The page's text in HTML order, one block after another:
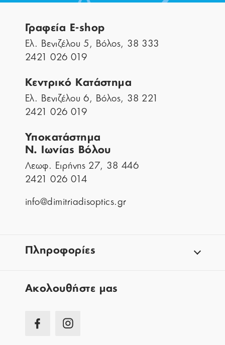
Γραφεία E-shop
Ελ. Βενιζέλου 5, Βόλος, 38 333
2421 026 019
Κεντρικό Κατάστημα
Ελ. Βενιζέλου 6, Βόλος, 38 221
2421 026 019
Υποκατάστημα
Ν. Ιωνίας Βόλου
Λεωφ. Ειρήνης 27, 38 446
2421 026 014
info@dimitriadisoptics.gr
Πληροφορίες
Aκολουθήστε μας